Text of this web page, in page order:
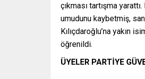
çıkması tartışma
umudunu kaybetmiş,
Kılıçdaroğlu’na yakın
öğrenildi.
ÜYELER PARTİYE